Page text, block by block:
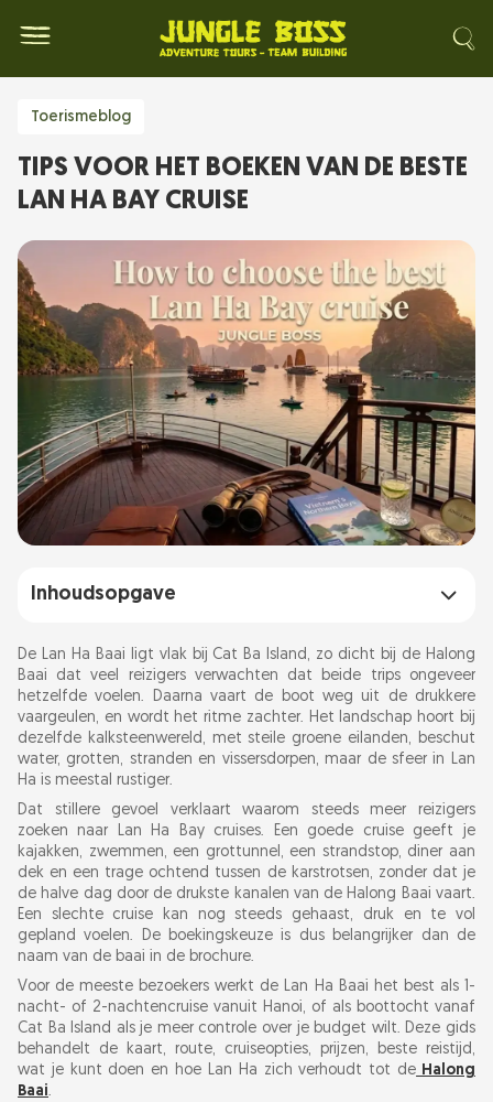
Toerismeblog
TIPS VOOR HET BOEKEN VAN DE BESTE
LAN HA BAY CRUISE
Inhoudsopgave
Lan Ha Baai kaart, locatie en praktische feiten
Lan Ha Baai cruises: 1 nacht, 2 nachten, dagtrips
en boottochten
Hoe kies je de beste Lan Ha Baai cruise?
Lan Ha Baai vanuit Hanoi: route via Cat Ba, Hai
Phong en Tuan Chau
Beste dingen om te doen tijdens een Lan Ha
Baai tour
Dark and Bright Cave, Ba Trai Dao en rustige
hoeken van de baai
De Lan Ha Baai ligt vlak bij Cat Ba Island, zo dicht bij de Halong
Baai dat veel reizigers verwachten dat beide trips ongeveer
hetzelfde voelen. Daarna vaart de boot weg uit de drukkere
vaargeulen, en wordt het ritme zachter. Het landschap hoort bij
dezelfde kalksteenwereld, met steile groene eilanden, beschut
water, grotten, stranden en vissersdorpen, maar de sfeer in Lan
Ha is meestal rustiger.
Dat stillere gevoel verklaart waarom steeds meer reizigers
zoeken naar Lan Ha Bay cruises. Een goede cruise geeft je
kajakken, zwemmen, een grottunnel, een strandstop, diner aan
dek en een trage ochtend tussen de karstrotsen, zonder dat je
de halve dag door de drukste kanalen van de Halong Baai vaart.
Een slechte cruise kan nog steeds gehaast, druk en te vol
gepland voelen. De boekingskeuze is dus belangrijker dan de
naam van de baai in de brochure.
Voor de meeste bezoekers werkt de Lan Ha Baai het best als 1-
nacht- of 2-nachtencruise vanuit Hanoi, of als boottocht vanaf
Cat Ba Island als je meer controle over je budget wilt. Deze gids
behandelt de kaart, route, cruiseopties, prijzen, beste reistijd,
wat je kunt doen en hoe Lan Ha zich verhoudt tot de Halong
Baai.